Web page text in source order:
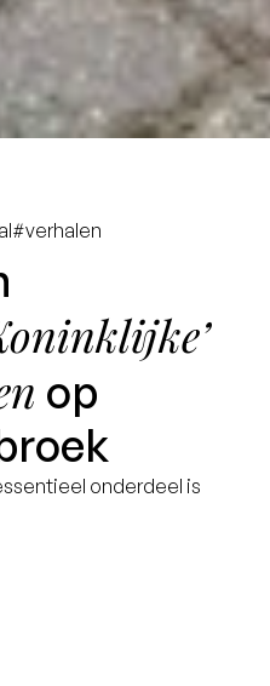
#verhalen
op
onderdeel is